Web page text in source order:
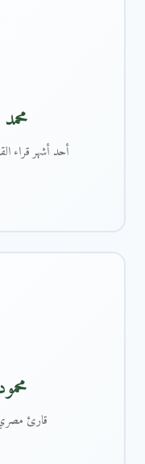
أحد أشهر قراء
قارئ مصري